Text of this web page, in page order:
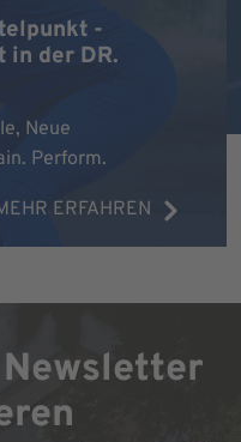
-
in der DR.
Neue
Perform.
ERFAHREN